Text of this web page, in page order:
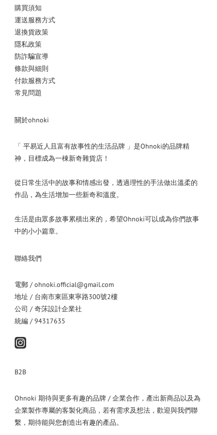
購買須知
運送服務方式
退換貨政策
隱私政策
防詐騙宣導
條款與細則
付款服務方式
常見問題
關於ohnoki
「 平易近人且富有故事性的生活品牌 」是Ohnoki的品牌精
神，目標成為一棟新奇雜貨店！
從日常生活中的故事和情感出發，透過理性的手法做出溫柔的
作品，為生活增加一些新奇和溫度。
生活是由眾多故事累積出來的，希望Ohnoki可以成為你們故事
中的小小篇章。
聯絡我們
電郵 / ohnoki.official@gmail.com
地址 / 台南市東區東寧路300號2樓
公司 / 奇莯設計企業社
統編 / 94317635
B2B
Ohnoki 期待與更多有趣的品牌 / 企業合作，產出新商品以及為
企業製作專屬的客製化商品，若有需求及想法，歡迎與我們聯
繫，期待能與您創造出有趣的產品。